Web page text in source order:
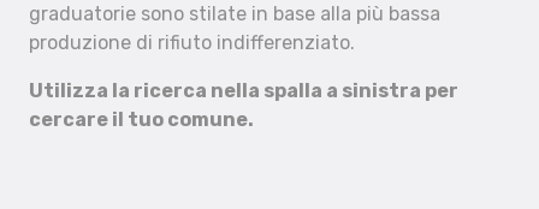
graduatorie sono stilate in base alla più bassa
produzione di rifiuto indifferenziato.
Utilizza la ricerca nella spalla a sinistra per
cercare il tuo comune.